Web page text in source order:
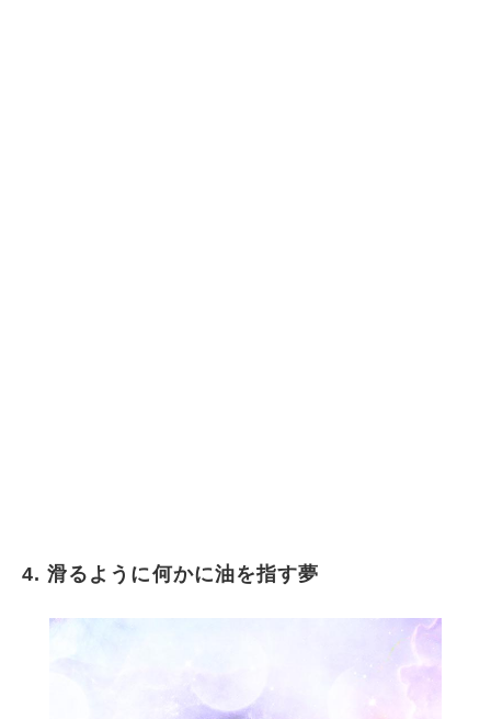
4. 滑るように何かに油を指す夢